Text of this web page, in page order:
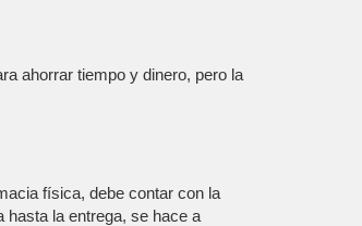
ahorrar tiempo y dinero, pero la
física, debe contar con la
hasta la entrega, se hace a